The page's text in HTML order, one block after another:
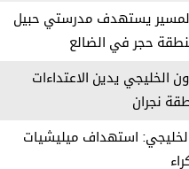
المسير يستهدف مدرستي حبيل
حجر في الضالع
الخليجي يدين الاعتداءات
نجران
استهداف ميليشيات